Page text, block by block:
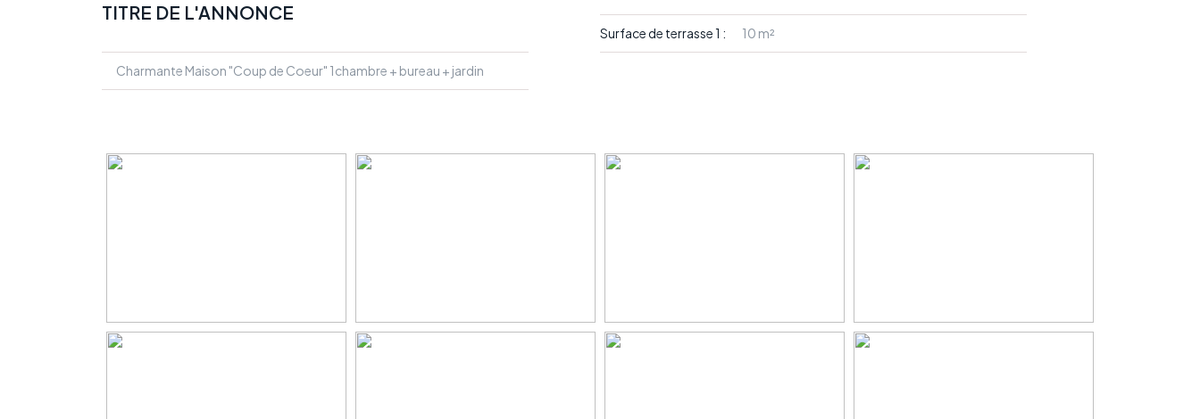
Surface de terrasse 1 : 10 m²
TITRE DE L'ANNONCE
Charmante Maison "Coup de Coeur" 1chambre + bureau + jardin